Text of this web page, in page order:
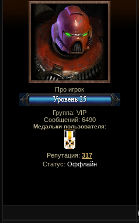
Про игрок
Группа: VIP
Сообщений: 6490
Медальки пользователя:
Репутация: 317
Статус: Оффлайн